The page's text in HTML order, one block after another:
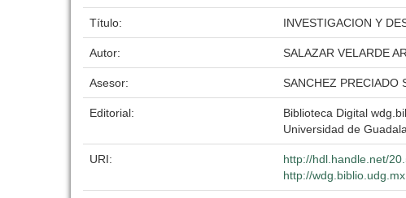
Título: INVESTIGACION Y
Autor: SALAZAR VELARDE
Asesor: SANCHEZ PRECIADO
Editorial:
Biblioteca Digital
Universidad de
URI:
http://hdl.handle.net/
http://wdg.biblio.udg.mx